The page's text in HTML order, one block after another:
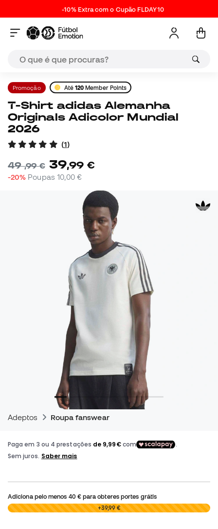
-10% Extra com o Cupão FLDAY10
Promoção Até 120 Member Points
T-Shirt adidas Alemanha
Originals Adicolor Mundial
2026
(1)
49,99 € 39,99 €
-20% Poupas 10,00 €
Adeptos Roupa fanswear
Adiciona pelo menos 40 €para obteres portes grátis
0,00 € +39,99 €